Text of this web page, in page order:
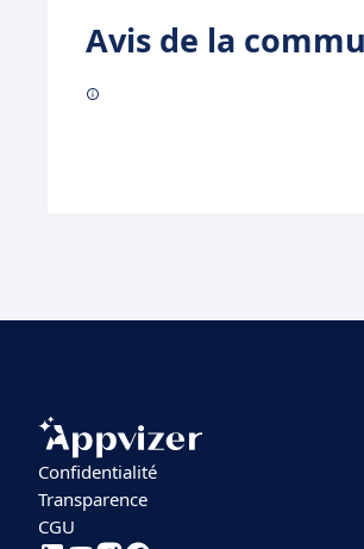
Avis de la
Confidentialité
Transparence
CGU